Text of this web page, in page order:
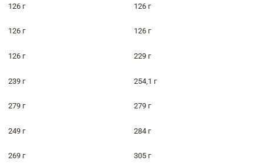
126 г 126 г
126 г 126 г
126 г 229 г
239 г 254,1 г
279 г 279 г
249 г 284 г
269 г 305 г